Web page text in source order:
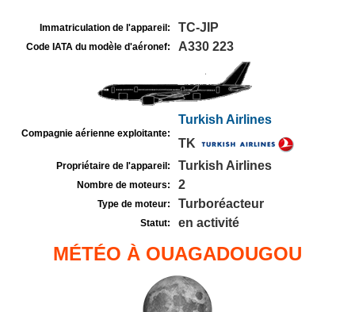
Immatriculation de l'appareil: TC-JIP
Code IATA du modèle d'aéronef: A330 223
Compagnie aérienne exploitante:
Turkish Airlines
TK
Propriétaire de l'appareil: Turkish Airlines
Nombre de moteurs: 2
Type de moteur: Turboréacteur
Statut: en activité
MÉTÉO À OUAGADOUGOU